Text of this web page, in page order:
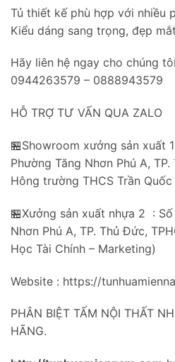
Tủ thiết kế phù hợp với nhiều
Kiểu dáng sang trọng, đẹp
Hãy liên hệ ngay cho chúng
0944263579 – 0888943579
HỖ TRỢ TƯ VẤN QUA ZALO
🏪Showroom xưởng sản xuất
Phường Tăng Nhơn Phú A,
Hông trường THCS Trần Quốc
🏪Xưởng sản xuất nhựa 2 :
Nhơn Phú A, TP. Thủ Đức,
Học Tài Chính – Marketing)
Website : https://
PHÂN BIỆT TẤM NỘI THẤT
HÃNG.